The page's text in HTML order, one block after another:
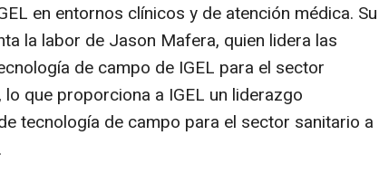
en entornos clínicos y de atención médica. Su
la labor de Jason Mafera, quien lidera las
de campo de IGEL para el sector
que proporciona a IGEL un liderazgo
tecnología de campo para el sector sanitario a